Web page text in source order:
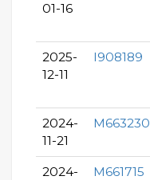
01-16
2025-
12-11
I908189
2024-
11-21
M663230
2024-
M661715